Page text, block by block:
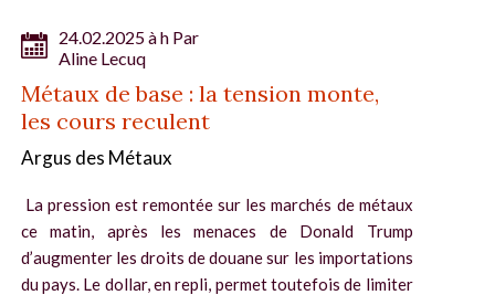
24.02.2025 à h Par
Aline Lecuq
Métaux de base : la tension monte,
les cours reculent
Argus des Métaux
La pression est remontée sur les marchés de métaux
ce matin, après les menaces de Donald Trump
d’augmenter les droits de douane sur les importations
du pays. Le dollar, en repli, permet toutefois de limiter